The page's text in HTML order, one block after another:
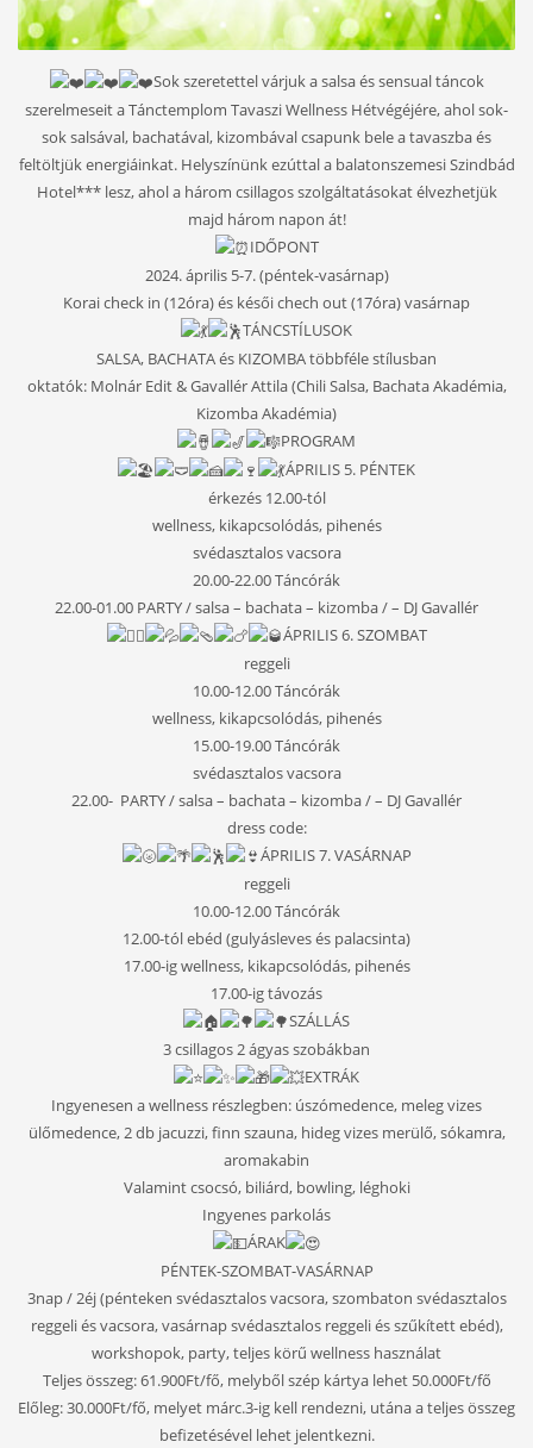
Sok szeretettel várjuk a salsa és sensual táncok
szerelmeseit a Tánctemplom Tavaszi Wellness Hétvégéjére, ahol sok-
sok salsával, bachatával, kizombával csapunk bele a tavaszba és
feltöltjük energiáinkat. Helyszínünk ezúttal a balatonszemesi Szindbád
Hotel*** lesz, ahol a három csillagos szolgáltatásokat élvezhetjük
majd három napon át!
IDŐPONT
2024. április 5-7. (péntek-vasárnap)
Korai check in (12óra) és késői chech out (17óra) vasárnap
TÁNCSTÍLUSOK
SALSA, BACHATA és KIZOMBA többféle stílusban
oktatók: Molnár Edit & Gavallér Attila (Chili Salsa, Bachata Akadémia,
Kizomba Akadémia)
PROGRAM
ÁPRILIS 5. PÉNTEK
érkezés 12.00-tól
wellness, kikapcsolódás, pihenés
svédasztalos vacsora
20.00-22.00 Táncórák
22.00-01.00 PARTY / salsa – bachata – kizomba / – DJ Gavallér
ÁPRILIS 6. SZOMBAT
reggeli
10.00-12.00 Táncórák
wellness, kikapcsolódás, pihenés
15.00-19.00 Táncórák
svédasztalos vacsora
22.00- PARTY / salsa – bachata – kizomba / – DJ Gavallér
dress code:
ÁPRILIS 7.VASÁRNAP
reggeli
10.00-12.00 Táncórák
12.00-tól ebéd (gulyásleves és palacsinta)
17.00-ig wellness, kikapcsolódás, pihenés
17.00-ig távozás
SZÁLLÁS
3 csillagos 2 ágyas szobákban
EXTRÁK
Ingyenesen a wellness részlegben: úszómedence, meleg vizes
ülőmedence, 2 db jacuzzi, finn szauna, hideg vizes merülő, sókamra,
aromakabin
Valamint csocsó, biliárd, bowling, léghoki
Ingyenes parkolás
ÁRAK
PÉNTEK-SZOMBAT-VASÁRNAP
3nap / 2éj (pénteken svédasztalos vacsora, szombaton svédasztalos
reggeli és vacsora, vasárnap svédasztalos reggeli és szűkített ebéd),
workshopok, party, teljes körű wellness használat
Teljes összeg: 61.900Ft/fő, melyből szép kártya lehet 50.000Ft/fő
Előleg: 30.000Ft/fő, melyet márc.3-ig kell rendezni, utána a teljes összeg
befizetésével lehet jelentkezni.